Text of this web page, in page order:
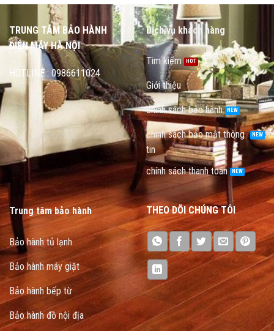
TRUNG TÂM BẢO HÀNH
ĐIỆN MÁY HÀ NỘI
HOTLINE : 0986611024
Dịch vụ khách hàng
Tìm kiếm
Giới thiệu
chính sách bảo hành
chính sách bảo mật thông
tin
chính sách thanh toán
Trung tâm bảo hành
Bảo hành tủ lạnh
Bảo hành máy giặt
Bảo hành bếp từ
Bảo hành đồ nội địa
THEO DÕI CHÚNG TÔI